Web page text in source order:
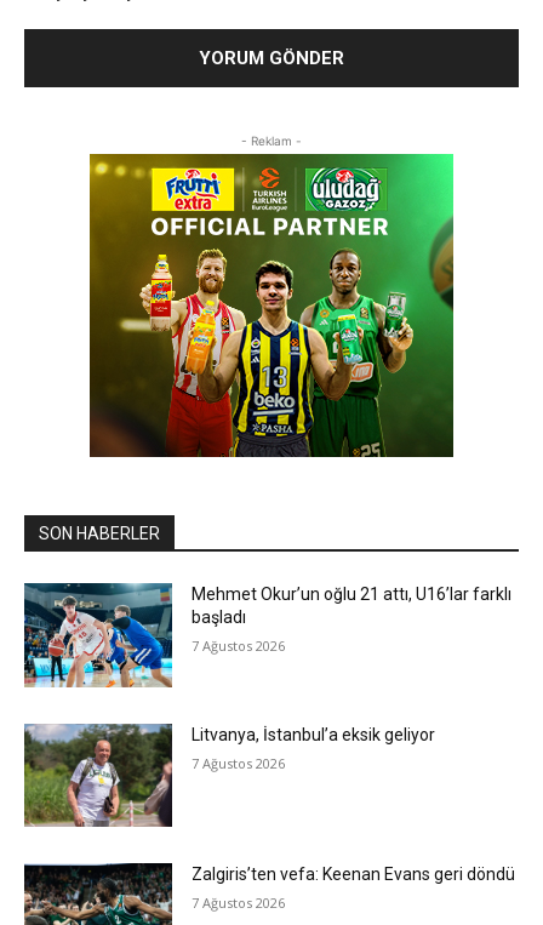
- Reklam -
SON HABERLER
Mehmet Okur’un oğlu 21 attı, U16’lar farklı
başladı
7 Ağustos 2026
Litvanya, İstanbul’a eksik geliyor
7 Ağustos 2026
Zalgiris’ten vefa: Keenan Evans geri döndü
7 Ağustos 2026